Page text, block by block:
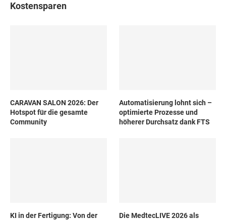
Kostensparen
CARAVAN SALON 2026: Der
Hotspot für die gesamte
Community
Automatisierung lohnt sich –
optimierte Prozesse und
höherer Durchsatz dank FTS
KI in der Fertigung: Von der
Die MedtecLIVE 2026 als